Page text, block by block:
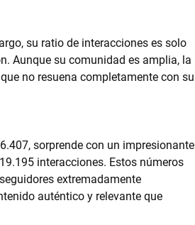
su ratio de interacciones es solo
Aunque su comunidad es amplia, la
no resuena completamente con su
sorprende con un impresionante
interacciones. Estos números
extremadamente
auténtico y relevante que